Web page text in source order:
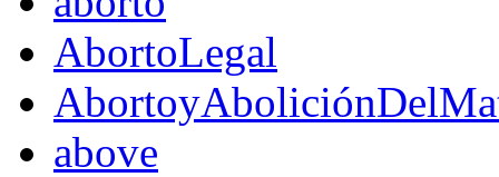
AbortoLegal
above